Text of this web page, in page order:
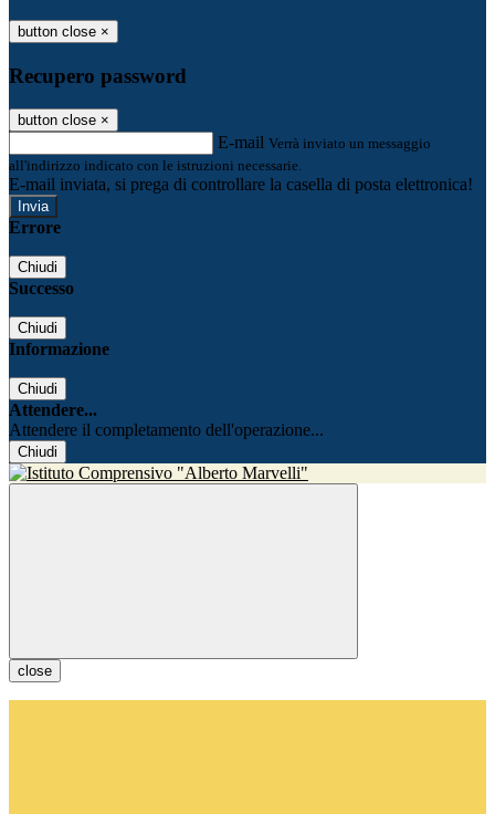
button close ×
Recupero password
button close ×
E-mail Verrà inviato un messaggio
all'indirizzo indicato con le istruzioni necessarie.
E-mail inviata, si prega di controllare la casella di posta elettronica!
Errore
Chiudi
Successo
Chiudi
Informazione
Chiudi
Attendere...
Attendere il completamento dell'operazione...
Chiudi
close